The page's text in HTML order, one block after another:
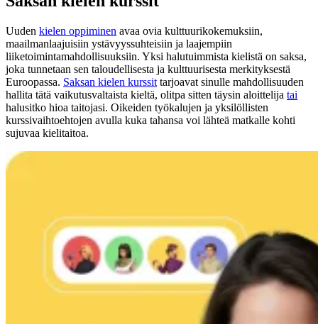
Uuden kielen oppiminen avaa ovia kulttuurikokemuksiin,
maailmanlaajuisiin ystävyyssuhteisiin ja laajempiin
liiketoimintamahdollisuuksiin. Yksi halutuimmista kielistä on saksa,
joka tunnetaan sen taloudellisesta ja kulttuurisesta merkityksestä
Euroopassa. Saksan kielen kurssit tarjoavat sinulle mahdollisuuden
hallita tätä vaikutusvaltaista kieltä, olitpa sitten täysin aloittelija tai
halusitko hioa taitojasi. Oikeiden työkalujen ja yksilöllisten
kurssivaihtoehtojen avulla kuka tahansa voi lähteä matkalle kohti
sujuvaa kielitaitoa.